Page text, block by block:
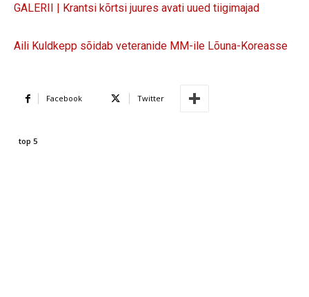
GALERII | Krantsi kõrtsi juures avati uued tiigimajad
Aili Kuldkepp sõidab veteranide MM-ile Lõuna-Koreasse
Facebook Twitter
top 5